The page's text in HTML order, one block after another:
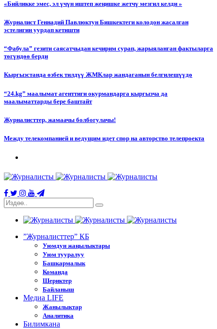
«Бийликке эмес, эл үчүн иштеп жеңишке жетчү мезгил келди »
Журналист Геннадий Павлюктун Бишкектеги колодон жасалган
эстелигин уурдап кетишти
“Фабула” гезити саясатчыдан кечирим сурап, жарыяланган фактыларга
төгүндөө берди
Кыргызстанда өзбек тилдүү ЖМКлар жандаганын белгилешүүдө
“24.kg” маалымат агенттиги окурмандарга кыргызча да
маалыматтарды бере баштайт
Журналисттер, жамаачы болбогулачы!
Между телекомпанией и ведущим идет спор на авторство телепроекта
”Журналисттер” КБ
Уюмдун жаңылыктары
Уюм тууралуу
Башкармалык
Команда
Шериктер
Байланыш
Медиа LIFE
Жанылыктар
Аналитика
Билимкана